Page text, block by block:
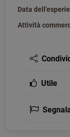
Data
Attività
Utile